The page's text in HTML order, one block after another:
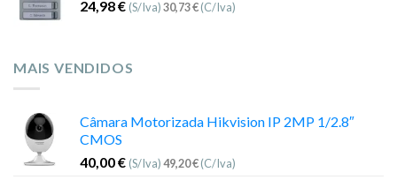
24,98€ (S/Iva)30,73€(C/Iva)
MAIS VENDIDOS
Câmara Motorizada Hikvision IP 2MP 1/2.8″
CMOS
40,00€ (S/Iva)49,20€(C/Iva)